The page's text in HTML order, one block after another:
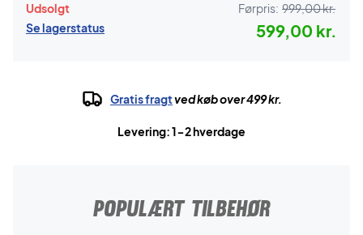
Udsolgt
Se lagerstatus
Førpris: 999,00 kr.
599,00 kr.
Gratis fragtved køb over 499 kr.
Levering: 1-2 hverdage
POPULÆRT TILBEHØR